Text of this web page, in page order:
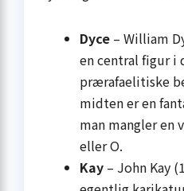
Dyce – William
en central figur
prærafaelitiske
midten er en
man mangler en
eller O.
Kay – John Kay